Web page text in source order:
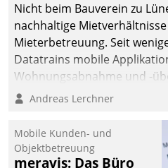
Nicht beim Bauverein zu
nachhaltige
Mieterbetreuung. Seit
Datatrains mobile
Wohnungsabnahme und -
Mieter wohlgeordnet
Andreas Lerchner
Mobile Kunden- und
Objektbetreuung
meravis: Das Büro